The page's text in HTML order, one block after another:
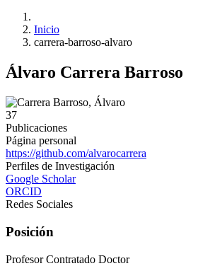
Inicio
carrera-barroso-alvaro
Álvaro Carrera Barroso
37
Publicaciones
Página personal
https://github.com/alvarocarrera
Perfiles de Investigación
Google Scholar
ORCID
Redes Sociales
Posición
Profesor Contratado Doctor